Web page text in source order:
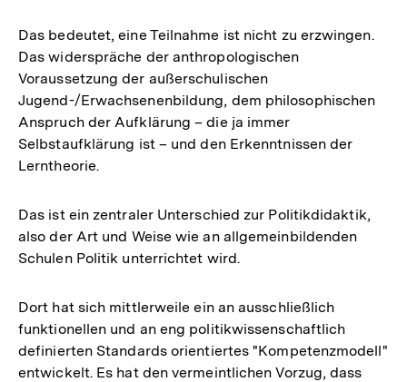
Das bedeutet, eine Teilnahme ist nicht zu erzwingen.
Das widerspräche der anthropologischen
Voraussetzung der außerschulischen
Jugend-/Erwachsenenbildung, dem philosophischen
Anspruch der Aufklärung – die ja immer
Selbstaufklärung ist – und den Erkenntnissen der
Lerntheorie.
Das ist ein zentraler Unterschied zur Politikdidaktik,
also der Art und Weise wie an allgemeinbildenden
Schulen Politik unterrichtet wird.
Dort hat sich mittlerweile ein an ausschließlich
funktionellen und an eng politikwissenschaftlich
definierten Standards orientiertes "Kompetenzmodell"
entwickelt. Es hat den vermeintlichen Vorzug, dass